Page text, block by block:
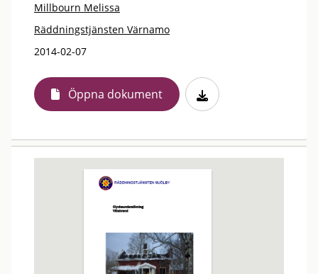
Millbourn Melissa
Räddningstjänsten Värnamo
2014-02-07
Öppna dokument